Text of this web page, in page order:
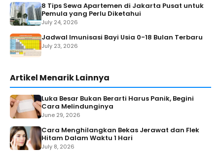
8 Tips Sewa Apartemen di Jakarta Pusat untuk
Pemula yang Perlu Diketahui
July 24, 2026
Jadwal Imunisasi Bayi Usia 0-18 Bulan Terbaru
July 23, 2026
Artikel Menarik Lainnya
Luka Besar Bukan Berarti Harus Panik, Begini
Cara Melindunginya
June 29, 2026
Cara Menghilangkan Bekas Jerawat dan Flek
Hitam Dalam Waktu 1 Hari
July 8, 2026